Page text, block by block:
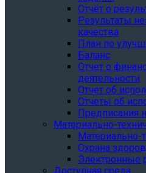
Отчёт о
Результаты
качества
План по
Баланс
Отчет о
деятельности
Отчет об
Отчеты об
Предписания
Материально-
Материально-
Охрана
Электронные